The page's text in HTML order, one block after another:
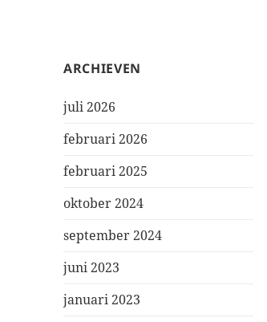
ARCHIEVEN
juli 2026
februari 2026
februari 2025
oktober 2024
september 2024
juni 2023
januari 2023